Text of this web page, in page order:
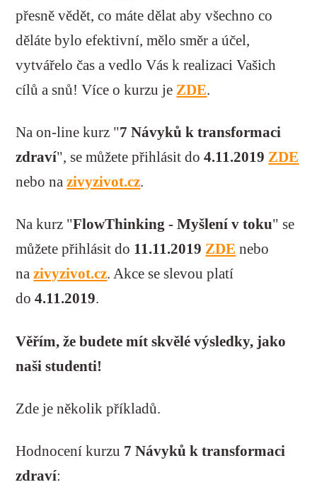
přesně vědět, co máte dělat aby všechno co
děláte bylo efektivní, mělo směr a účel,
vytvářelo čas a vedlo Vás k realizaci Vašich
cílů a snů! Více o kurzu je ZDE.
Na on-line kurz "7 Návyků k transformaci
zdraví", se můžete přihlásit do4.11.2019 ZDE
nebo nazivyzivot.cz.
Na kurz "FlowThinking - Myšlení v toku" se
můžete přihlásit do 11.11.2019 ZDE nebo
nazivyzivot.cz. Akce se slevou platí
do4.11.2019.
Věřím, že budete mít skvělé výsledky, jako
naši studenti!
Zde je několik příkladů.
Hodnocení kurzu 7 Návyků k transformaci
zdraví: